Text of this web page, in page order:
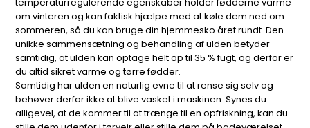
temperaturregulerende egenskaber holder fødderne varme
om vinteren og kan faktisk hjælpe med at køle dem ned om
sommeren, så du kan bruge din hjemmesko året rundt. Den
unikke sammensætning og behandling af ulden betyder
samtidig, at ulden kan optage helt op til 35 % fugt, og derfor er
du altid sikret varme og tørre fødder.
Samtidig har ulden en naturlig evne til at rense sig selv og
behøver derfor ikke at blive vasket i maskinen. Synes du
alligevel, at de kommer til at trænge til en opfriskning, kan du